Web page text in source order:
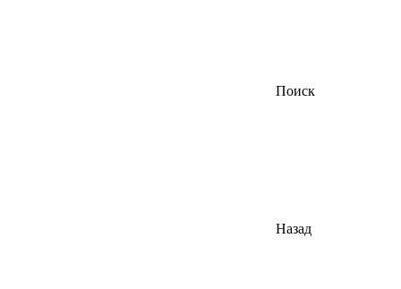
Поиск
Назад